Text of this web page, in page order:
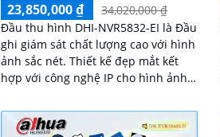
23,850,000 ₫
34,020,000 ₫
Đầu thu hình DHI-NVR5832-EI là Đầu
ghi giám sát chất lượng cao với hình
ảnh sắc nét. Thiết kế đẹp mắt kết
hợp với công nghệ IP cho hình ảnh